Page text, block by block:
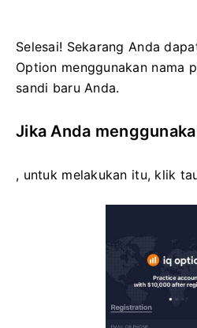
Selesai! Sekarang Anda
Option menggunakan nama
sandi baru Anda.
Jika Anda
, untuk melakukan itu, klik